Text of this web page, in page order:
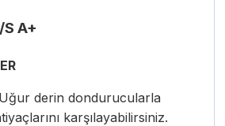
A+
derin dondurucularla
karşılayabilirsiniz.